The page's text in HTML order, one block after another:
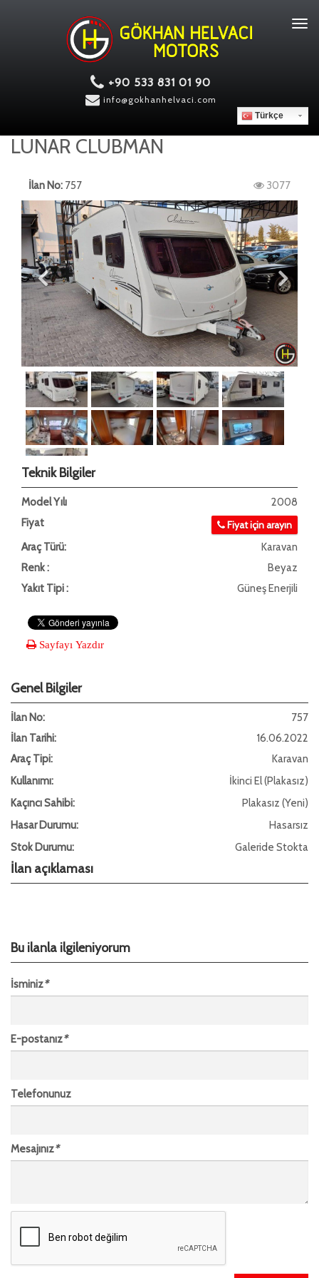
+90 533 831 01 90
info@gokhanhelvaci.com
Türkçe
LUNAR CLUBMAN
İlan No: 757 3077
Teknik Bilgiler
Model Yılı
2008
Fiyat
Fiyat için arayın
Araç Türü:
Karavan
Renk :
Beyaz
Yakıt Tipi :
Güneş Enerjili
Sayfayı Yazdır
Genel Bilgiler
İlan No:
757
İlan Tarihi:
16.06.2022
Araç Tipi:
Karavan
Kullanımı:
İkinci El (Plakasız)
Kaçıncı Sahibi:
Plakasız (Yeni)
Hasar Durumu:
Hasarsız
Stok Durumu:
Galeride Stokta
İlan açıklaması
Bu ilanla ilgileniyorum
İsminiz*
E-postanız*
Telefonunuz
Mesajınız*